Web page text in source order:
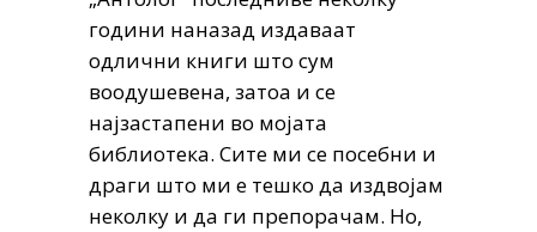
години наназад издаваат
одлични книги што сум
воодушевена, затоа и се
најзастапени во мојата
библиотека. Сите ми се посебни и
драги што ми е тешко да издвојам
неколку и да ги препорачам. Но,